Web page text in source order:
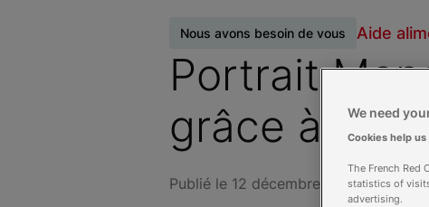
Nous avons besoin de vous Aide
Portrait
grâce à
Publié le 12 décembre 2024
We need
Cookies help
The French Red
statistics of
advertising.